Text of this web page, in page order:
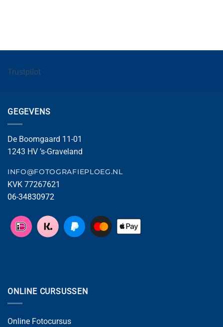
Trustpilot
GEGEVENS
De Boomgaard 11-01
1243 HV ’s-Graveland
INFO@FOTOGRAFIEPLOEG.NL
KVK 77267621
06-34830972
ONLINE CURSUSSEN
Online Fotocursus